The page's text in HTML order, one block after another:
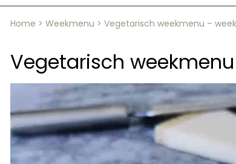
Home > Weekmenu > Vegetarisch weekmenu –
Vegetarisch